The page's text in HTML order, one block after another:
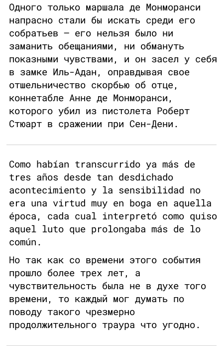
Одного только маршала де Монморанси
напрасно стали бы искать среди его
собратьев — его нельзя было ни
заманить обещаниями, ни обмануть
показными чувствами, и он засел у себя
в замке Иль-Адан, оправдывая свое
отшельничество скорбью об отце,
коннетабле Анне де Монморанси,
которого убил из пистолета Роберт
Стюарт в сражении при Сен-Дени.
Como habían transcurrido ya más de
tres años desde tan desdichado
acontecimiento y la sensibilidad no
era una virtud muy en boga en aquella
época, cada cual interpretó como quiso
aquel luto que prolongaba más de lo
común.
Но так как со времени этого события
прошло более трех лет, а
чувствительность была не в духе того
времени, то каждый мог думать по
поводу такого чрезмерно
продолжительного траура что угодно.